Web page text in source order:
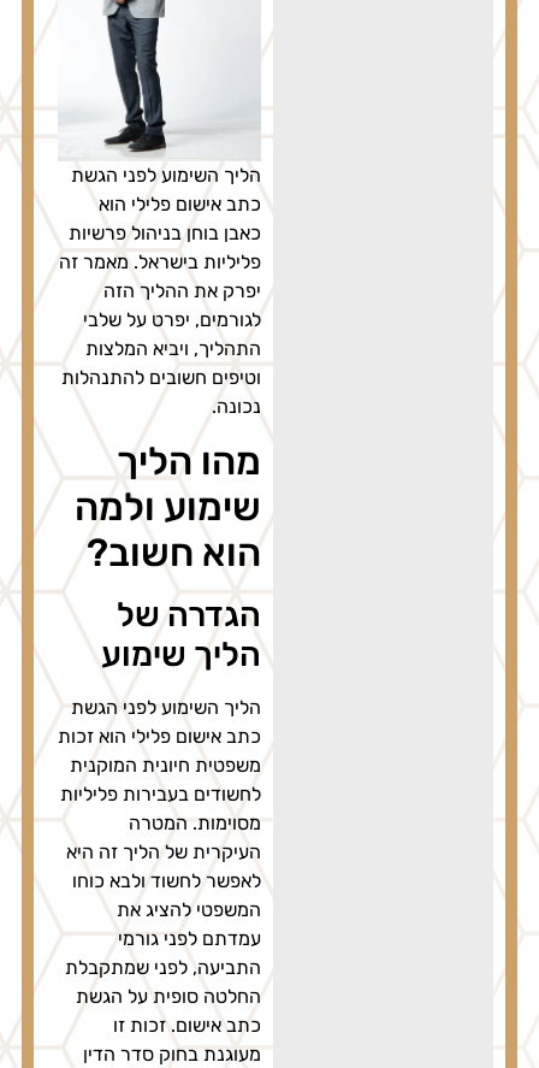
הליך השימוע לפני הגשת
כתב אישום פלילי הוא
כאבן בוחן בניהול פרשיות
פליליות בישראל. מאמר זה
יפרק את ההליך הזה
לגורמים, יפרט על שלבי
התהליך, ויביא המלצות
וטיפים חשובים להתנהלות
נכונה.
מהו הליך
שימוע ולמה
הוא חשוב?
הגדרה של
הליך שימוע
הליך השימוע לפני הגשת
כתב אישום פלילי הוא זכות
משפטית חיונית המוקנית
לחשודים בעבירות פליליות
מסוימות. המטרה
העיקרית של הליך זה היא
לאפשר לחשוד ולבא כוחו
המשפטי להציג את
עמדתם לפני גורמי
התביעה, לפני שמתקבלת
החלטה סופית על הגשת
כתב אישום. זכות זו
מעוגנת בחוק סדר הדין